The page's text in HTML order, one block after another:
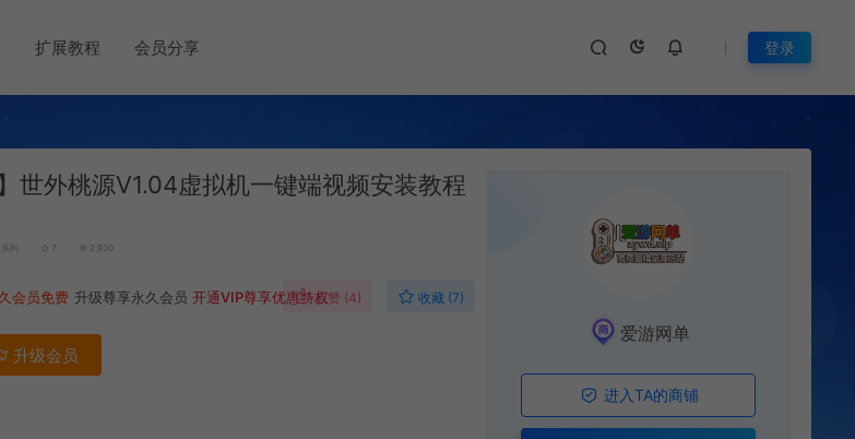
扩展教程 会员分享 登录
世外桃源V1.04虚拟机一键端视频安装教程
列 7 2,930
会员免费 升级尊享永久会员 开通VIP尊享优惠特权点赞 (4) 收藏 (7)
升级会员
爱游网单
进入TA的商铺